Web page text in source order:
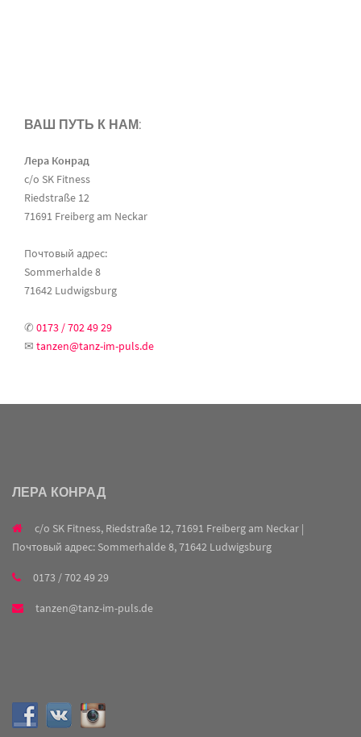
ВАШ ПУТЬ К НАМ:
Лера Конрад
c/o SK Fitness
Riedstraße 12
71691 Freiberg am Neckar
Почтовый адрес:
Sommerhalde 8
71642 Ludwigsburg
✆ 0173 / 702 49 29
✉ tanzen@tanz-im-puls.de
ЛЕРА КОНРАД
c/o SK Fitness, Riedstraße 12, 71691 Freiberg am Neckar |
Почтовый адрес: Sommerhalde 8, 71642 Ludwigsburg
0173 / 702 49 29
tanzen@tanz-im-puls.de